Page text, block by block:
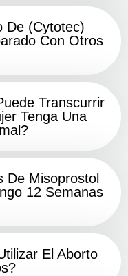
De (Cytotec)
Con Otros
Transcurrir
Tenga Una
De Misoprostol
12 Semanas
El Aborto